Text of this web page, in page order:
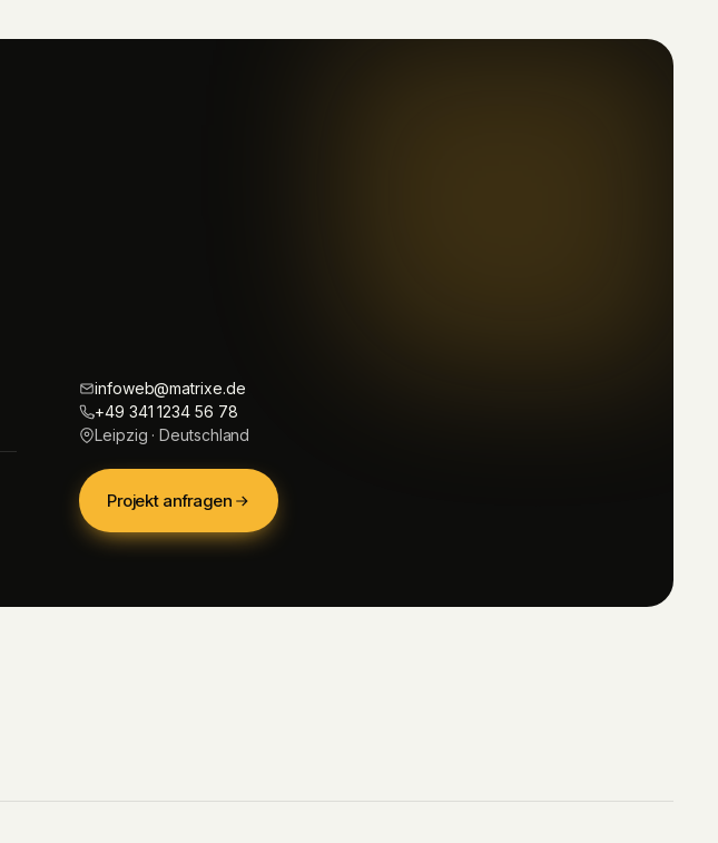
infoweb@matrixe.de
+49 341 1234 56 78
Leipzig · Deutschland
Projekt anfragen